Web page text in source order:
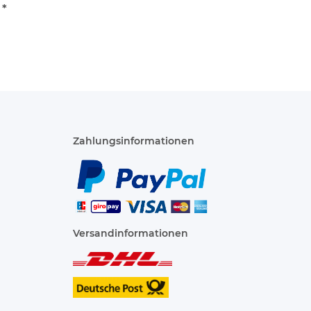
mit
*
Zahlungsinformationen
Versandinformationen